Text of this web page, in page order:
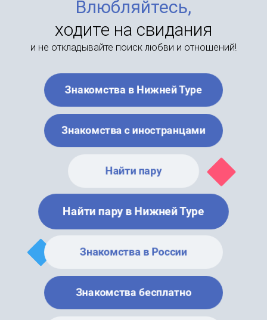
Влюбляйтесь,
ходите на свидания
и не откладывайте поиск любви и отношений!
Знакомства в Нижней Туре
Знакомства с иностранцами
Найти пару
Найти пару в Нижней Туре
Знакомства в России
Знакомства бесплатно